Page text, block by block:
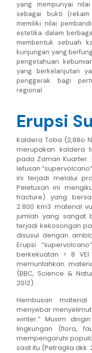
yang mempunyai
sebagai bukti
memiliki nilai
estetika dalam
membentuk sebuah
kunjungan yang
pengetahuan
yang berkelanjutan
penggerak bagi
regional.
Erupsi
Kaldera Toba (2,88o
merupakan kaldera
pada Zaman Kuarter.
letusan
ini terjadi melalui
Peletusan ini
fracture) yang
2.800 km3 material
jumlah yang sangat
terjadi kekosongan
disusul dengan
Erupsi
berkekuatan > 8 VEI
memuntahkan
(BBC, Science &
2012).
Hembusan
menyebar
winter.” Musim
lingkungan (flora,
mempengaruhi
saat itu (Petraglia dkk.